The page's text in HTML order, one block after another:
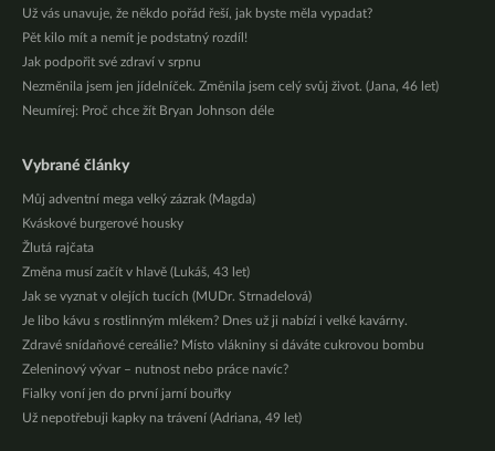
Už vás unavuje, že někdo pořád řeší, jak byste měla vypadat?
Pět kilo mít a nemít je podstatný rozdíl!
Jak podpořit své zdraví v srpnu
Nezměnila jsem jen jídelníček. Změnila jsem celý svůj život. (Jana, 46 let)
Neumírej: Proč chce žít Bryan Johnson déle
Vybrané články
Můj adventní mega velký zázrak (Magda)
Kváskové burgerové housky
Žlutá rajčata
Změna musí začít v hlavě (Lukáš, 43 let)
Jak se vyznat v olejích tucích (MUDr. Strnadelová)
Je libo kávu s rostlinným mlékem? Dnes už ji nabízí i velké kavárny.
Zdravé snídaňové cereálie? Místo vlákniny si dáváte cukrovou bombu
Zeleninový vývar – nutnost nebo práce navíc?
Fialky voní jen do první jarní bouřky
Už nepotřebuji kapky na trávení (Adriana, 49 let)